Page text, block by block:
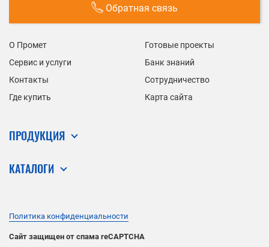
Обратная связь
О Промет
Готовые проекты
Сервис и услуги
Банк знаний
Контакты
Сотрудничество
Где купить
Карта сайта
ПРОДУКЦИЯ
КАТАЛОГИ
Политика конфиденциальности
Сайт защищен от спама reCAPTCHA